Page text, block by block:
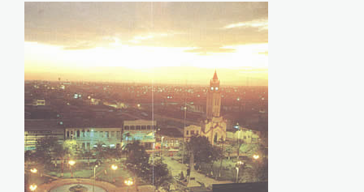
iquitos